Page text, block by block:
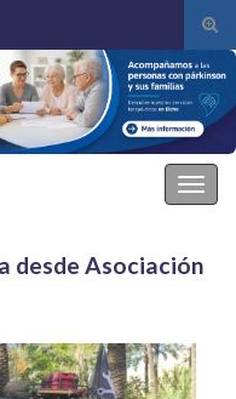
de
desde Asociación